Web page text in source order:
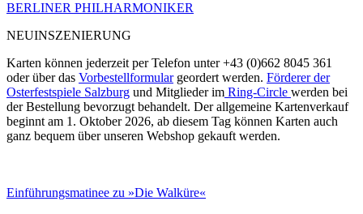
BERLINER PHILHARMONIKER
NEUINSZENIERUNG
Karten können jederzeit per Telefon unter +43 (0)662 8045 361
oder über das Vorbestellformulargeordert werden. Förderer der
Osterfestspiele Salzburg und Mitglieder im Ring-Circle werden bei
der Bestellung bevorzugt behandelt. Der allgemeine Kartenverkauf
beginnt am 1. Oktober 2026, ab diesem Tag können Karten auch
ganz bequem über unseren Webshop gekauft werden.
Einführungsmatinee zu »Die Walküre«